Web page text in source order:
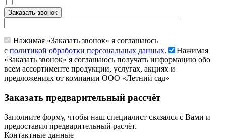
Заказать звонок
Нажимая «Заказать звонок» я соглашаюсь
с политикой обработки персональных данных.
Нажимая
«Заказать звонок» я соглашаюсь получать информацию обо
всем ассортименте продукции, услугах, акциях и
предложениях от компании ООО «Летний сад»
Заказать предварительный рассчёт
Заполните форму, чтобы наш специалист связался с Вами и
предоставил предварительный расчёт.
Контактные данные